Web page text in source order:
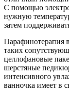
С помощью
нужную
затем
Парафинотерапия
таких
целлофановые
шерстяные
интенсивного
ванночка имеет в